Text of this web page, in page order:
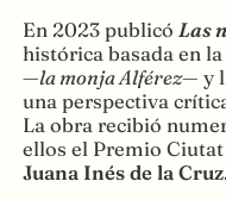
En 2023 publicó Las
histórica basada en
—la monja Alférez— y
una perspectiva
La obra recibió
ellos el Premio
Juana Inés de la Cruz